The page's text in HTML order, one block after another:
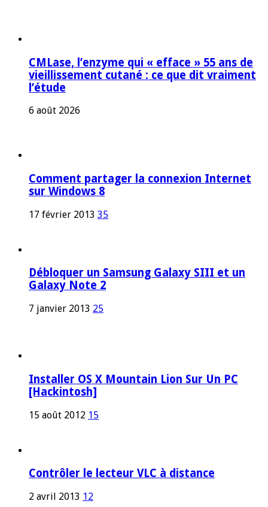
CMLase, l’enzyme qui « efface » 55 ans de
vieillissement cutané : ce que dit vraiment
l’étude
6 août 2026
Comment partager la connexion Internet
sur Windows 8
17 février 2013 35
Débloquer un Samsung Galaxy SIII et un
Galaxy Note 2
7 janvier 2013 25
Installer OS X Mountain Lion Sur Un PC
[Hackintosh]
15 août 2012 15
Contrôler le lecteur VLC à distance
2 avril 2013 12